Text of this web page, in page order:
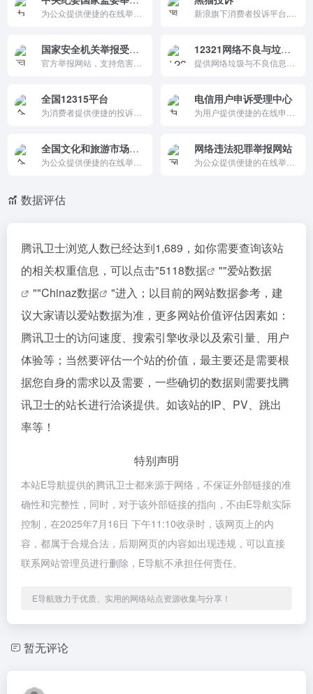
国家安全机关举报受理平台 12321网络不良与垃圾信息举报受理中心
全国12315平台 电信用户申诉受理中心
全国文化和旅游市场网上举报投诉处理系统 网络违法犯罪举报网站
数据评估
腾讯卫士浏览人数已经达到1,689，如你需要查询该站
的相关权重信息，可以点击"5118数据 ""爱站数据
""Chinaz数据
"进入；以目前的网站数据参考，建
议大家请以爱站数据为准，更多网站价值评估因素如：
腾讯卫士的访问速度、搜索引擎收录以及索引量、用户
体验等；当然要评估一个站的价值，最主要还是需要根
据您自身的需求以及需要，一些确切的数据则需要找腾
讯卫士的站长进行洽谈提供。如该站的IP、PV、跳出
率等！
特别声明
本站E导航提供的腾讯卫士都来源于网络，不保证外部链接的准
确性和完整性，同时，对于该外部链接的指向，不由E导航实际
控制，在2025年7月16日 下午11:10收录时，该网页上的内
容，都属于合规合法，后期网页的内容如出现违规，可以直接
联系网站管理员进行删除，E导航不承担任何责任。
E导航致力于优质、实用的网络站点资源收集与分享！
暂无评论